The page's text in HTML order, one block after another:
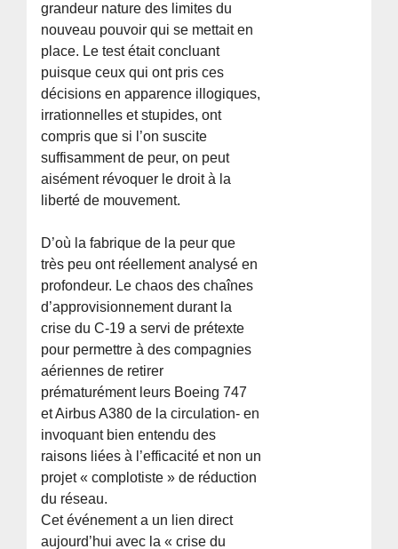
grandeur nature des limites du
nouveau pouvoir qui se mettait en
place. Le test était concluant
puisque ceux qui ont pris ces
décisions en apparence illogiques,
irrationnelles et stupides, ont
compris que si l’on suscite
suffisamment de peur, on peut
aisément révoquer le droit à la
liberté de mouvement.
D’où la fabrique de la peur que
très peu ont réellement analysé en
profondeur. Le chaos des chaînes
d’approvisionnement durant la
crise du C-19 a servi de prétexte
pour permettre à des compagnies
aériennes de retirer
prématurément leurs Boeing 747
et Airbus A380 de la circulation- en
invoquant bien entendu des
raisons liées à l’efficacité et non un
projet « complotiste » de réduction
du réseau.
Cet événement a un lien direct
aujourd’hui avec la « crise du